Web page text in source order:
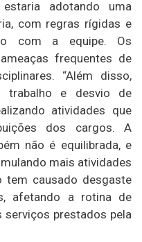
adotando uma
com regras rígidas e
com a equipe. Os
frequentes de
“Além disso,
trabalho e desvio de
atividades que
dos cargos. A
não é equilibrada, e
mais atividades
tem causado desgaste
afetando a rotina de
serviços prestados pela